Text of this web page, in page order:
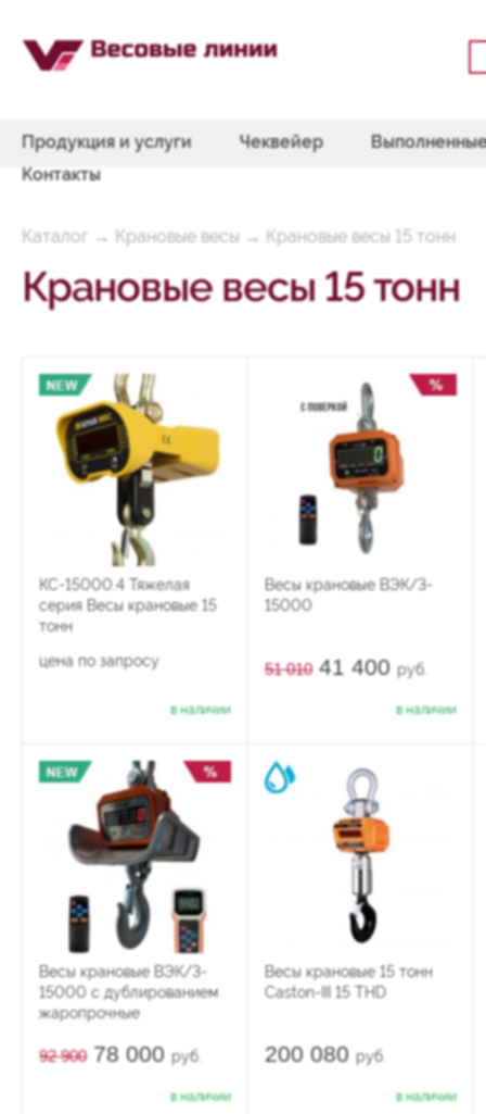
Продукция и услуги Чеквейер
Контакты
Каталог → Крановые весы → Крановые весы 15 тонн
Крановые весы 15 тонн
КС-15000.4 Тяжелая
серия Весы крановые 15
тонн
цена по запросу
в наличии
Весы крановые ВЭК/3-
15000
51 01041 400 руб.
в наличии
Весы крановые ВЭК/3-
15000 с дублированием
жаропрочные
92 90078 000 руб.
в наличии
Весы крановые 15 тонн
Caston-III 15 THD
200 080 руб.
в наличии